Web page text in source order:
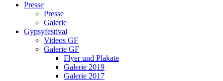
Presse
Presse
Galerie
Gypsyfestival
Videos GF
Galerie GF
Flyer und Plakate
Galerie 2019
Galerie 2017